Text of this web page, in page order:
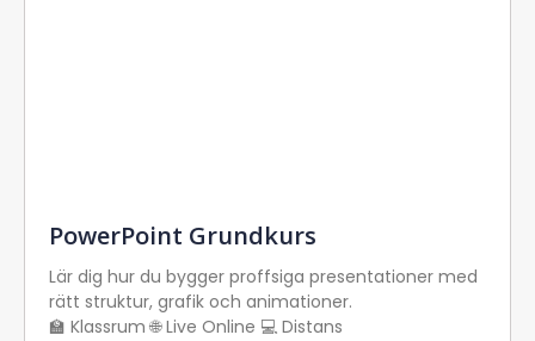
PowerPoint Grundkurs
Lär dig hur du bygger proffsiga presentationer med
rätt struktur, grafik och animationer.
🏫 Klassrum 🌐 Live Online 💻 Distans